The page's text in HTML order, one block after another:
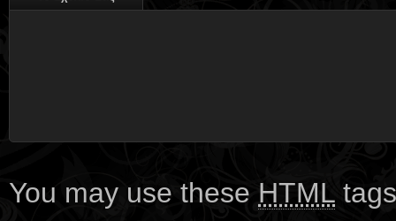
You may use these HTML